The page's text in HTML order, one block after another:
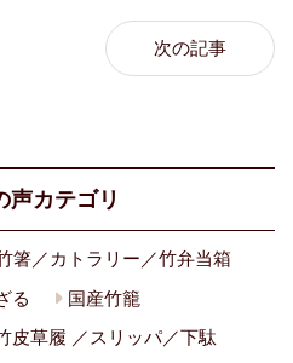
次の記事
声カテゴリ
箸／カトラリー／竹弁当箱
る
国産竹籠
皮草履 ／スリッパ／下駄